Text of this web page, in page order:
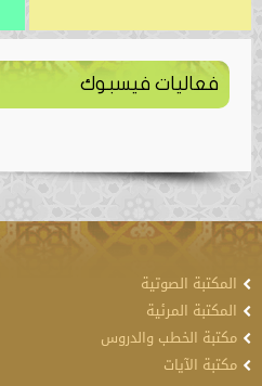
فعاليات فيسبوك
المكتبة الصوتية
المكتبة المرئية
مكتبة الخطب والدروس
مكتبة الآيات